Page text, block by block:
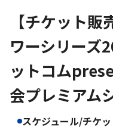
【チケット
ワーシリーズ
ットコム
会プレミアム
スケジュール/チケッ